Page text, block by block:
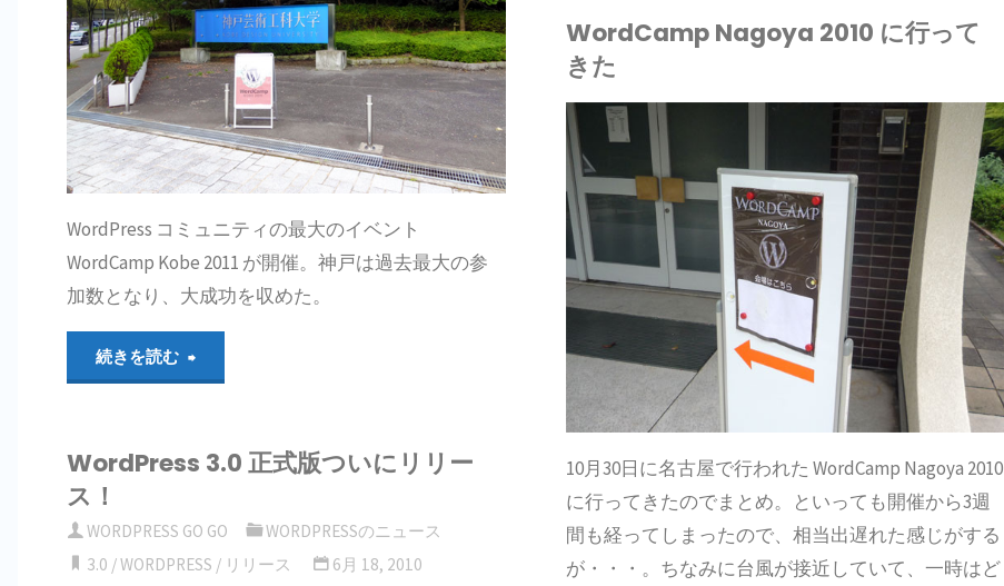
ー
ル
ド
テ
ン
プ
ト
ニ
レ
ク
リ
イ
セ
ン
ス
チ
数
い
調
て
る。
WordPress コミュニティの最大のイベント
WordCamp Kobe 2011 が開催。神戸は過去最大の参
加数となり、大成功を収めた。
続きを読む "WordCamp
2011
行
WordCamp Nagoya 2010 に行って
きた
WORDPRESS GO GO
WORDPRESSのニュ
10月30日に名古屋で行われた WordCamp Nagoya 2010
に行ってきたのでまとめ。といっても開催から3週
間も経ってしまったので、相当出遅れた感じがする
が・・・。ちなみに台風が接近していて、一時はど
WordPress 3.0 正式版ついにリリー
ス！
WORDPRESS GO GO
WORDPRESSのニュース
3.0 /WORDPRESS / リリース 6月 18, 2010